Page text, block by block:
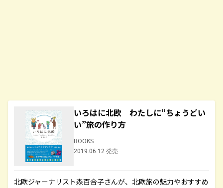
いろはに北欧 わたしに“ちょうどい
い”旅の作り方
BOOKS
2019.06.12 発売
北欧ジャーナリスト森百合子さんが、北欧旅の魅力やおすすめ